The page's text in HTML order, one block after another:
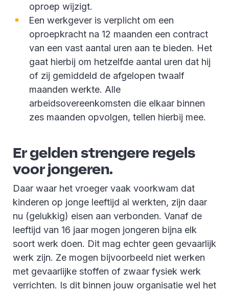
oproep wijzigt.
Een werkgever is verplicht om een
oproepkracht na 12 maanden een contract
van een vast aantal uren aan te bieden. Het
gaat hierbij om hetzelfde aantal uren dat hij
of zij gemiddeld de afgelopen twaalf
maanden werkte. Alle
arbeidsovereenkomsten die elkaar binnen
zes maanden opvolgen, tellen hierbij mee.
Er gelden strengere regels
voor jongeren.
Daar waar het vroeger vaak voorkwam dat
kinderen op jonge leeftijd al werkten, zijn daar
nu (gelukkig) eisen aan verbonden. Vanaf de
leeftijd van 16 jaar mogen jongeren bijna elk
soort werk doen. Dit mag echter geen gevaarlijk
werk zijn. Ze mogen bijvoorbeeld niet werken
met gevaarlijke stoffen of zwaar fysiek werk
verrichten. Is dit binnen jouw organisatie wel het